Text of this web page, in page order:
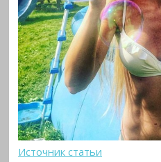
Источник статьи